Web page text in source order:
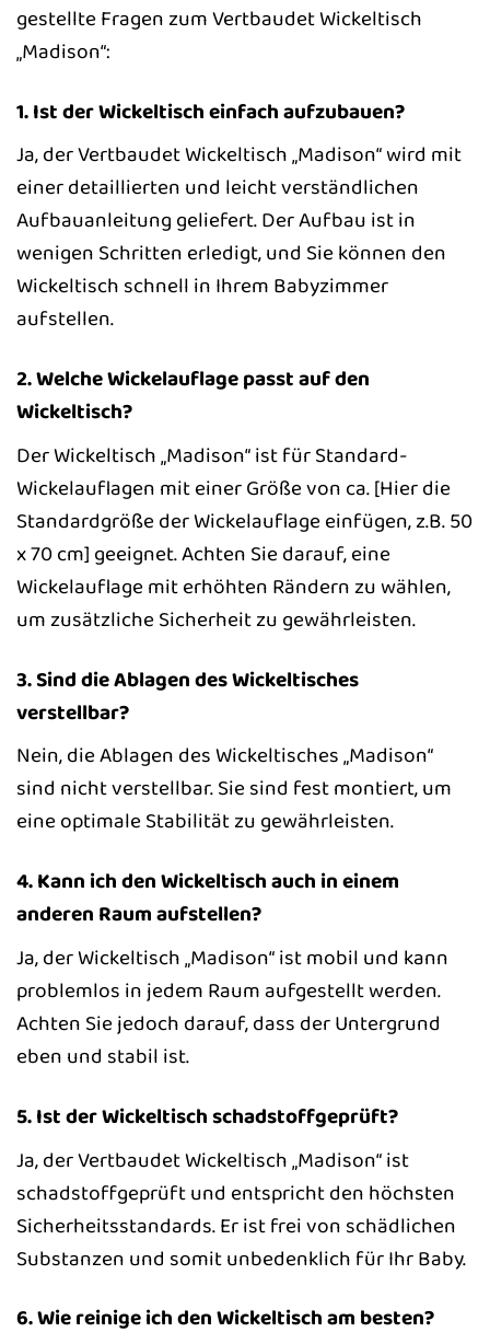
gestellte Fragen zum Vertbaudet Wickeltisch
„Madison“:
1. Ist der Wickeltisch einfach aufzubauen?
Ja, der Vertbaudet Wickeltisch „Madison“ wird mit
einer detaillierten und leicht verständlichen
Aufbauanleitung geliefert. Der Aufbau ist in
wenigen Schritten erledigt, und Sie können den
Wickeltisch schnell in Ihrem Babyzimmer
aufstellen.
2. Welche Wickelauflage passt auf den
Wickeltisch?
Der Wickeltisch „Madison“ ist für Standard-
Wickelauflagen mit einer Größe von ca. [Hier die
Standardgröße der Wickelauflage einfügen, z.B. 50
x 70 cm] geeignet. Achten Sie darauf, eine
Wickelauflage mit erhöhten Rändern zu wählen,
um zusätzliche Sicherheit zu gewährleisten.
3. Sind die Ablagen des Wickeltisches
verstellbar?
Nein, die Ablagen des Wickeltisches „Madison“
sind nicht verstellbar. Sie sind fest montiert, um
eine optimale Stabilität zu gewährleisten.
4. Kann ich den Wickeltisch auch in einem
anderen Raum aufstellen?
Ja, der Wickeltisch „Madison“ ist mobil und kann
problemlos in jedem Raum aufgestellt werden.
Achten Sie jedoch darauf, dass der Untergrund
eben und stabil ist.
5. Ist der Wickeltisch schadstoffgeprüft?
Ja, der Vertbaudet Wickeltisch „Madison“ ist
schadstoffgeprüft und entspricht den höchsten
Sicherheitsstandards. Er ist frei von schädlichen
Substanzen und somit unbedenklich für Ihr Baby.
6. Wie reinige ich den Wickeltisch am besten?